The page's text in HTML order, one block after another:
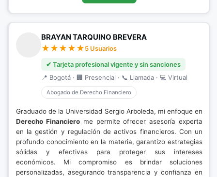
BRAYAN TARQUINO BREVERA
5 Usuarios
✔ Tarjeta profesional vigente y sin sanciones
📍 Bogotá · 🏢 Presencial · 📞 Llamada · 💻 Virtual
Abogado de Derecho Financiero
Graduado de la Universidad Sergio Arboleda, mi enfoque en
Derecho Financierome permite ofrecer asesoría experta
en la gestión y regulación de activos financieros. Con un
profundo conocimiento en la materia, garantizo estrategias
sólidas y efectivas para proteger sus intereses
económicos. Mi compromiso es brindar soluciones
personalizadas, asegurando transparencia y confianza en